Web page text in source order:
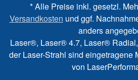
* Alle Preise inkl. gesetzl.
Versandkosten und ggf.
anders
Laser®, Laser® 4.7, Laser®
der Laser-Strahl sind eingetragene
von